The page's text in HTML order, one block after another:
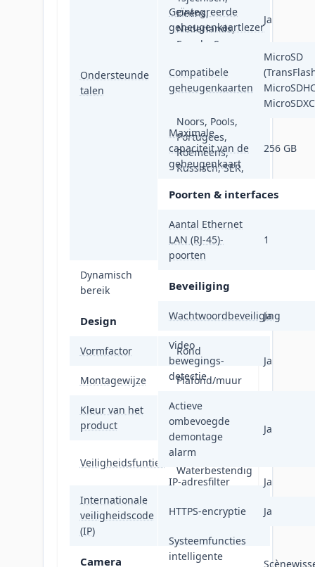
Ondersteunde
talen
Deens,
Nederlands,
Engels, Spaans,
Grieks, Italiaans,
Japans,
Noors, Pools,
Portugees,
Roemeens,
Russisch, SER,
Sloveens,
Turks, Oekraïens,
Vietnamees
Dynamisch
bereik
130 dB
Design
Vormfactor Rond
Montagewijze Plafond/muur
Kleur van het
product
Wit
Veiligheidsfunties
Stofafstotend,
Waterbestendig
Internationale
veiligheidscode
(IP)
IP67
Camera
Geïntegreerde
geheugenkaartlezer
Ja
Compatibele
geheugenkaarten
MicroSD
MicroSDXC
Maximale
capaciteit van de
geheugenkaart
256 GB
Poorten & interfaces
Aantal Ethernet
LAN (RJ-45)-
poorten
1
Beveiliging
Wachtwoordbeveiliging
Ja
Video
bewegings-
detectie
Ja
Actieve
ombevoegde
demontage
alarm
Ja
IP-adresfilter Ja
HTTPS-encryptie Ja
Systeemfuncties
intelligente